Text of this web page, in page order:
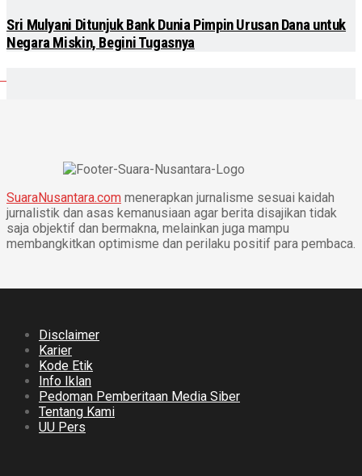
Sri Mulyani Ditunjuk Bank Dunia Pimpin Urusan Dana untuk
Negara Miskin, Begini Tugasnya
SuaraNusantara.com menerapkan jurnalisme sesuai kaidah
jurnalistik dan asas kemanusiaan agar berita disajikan tidak
saja objektif dan bermakna, melainkan juga mampu
membangkitkan optimisme dan perilaku positif para pembaca.
Disclaimer
Karier
Kode Etik
Info Iklan
Pedoman Pemberitaan Media Siber
Tentang Kami
UU Pers